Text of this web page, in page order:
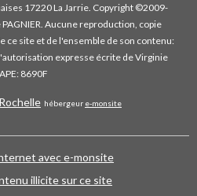
17220 La Jarrie. Copyright ©2009-
Aucune reproduction, copie
ce site et de l'ensemble de son contenu:
expresse écrite de Virginie
8690F
hébergeur e-monsite
avec e-monsite
illicite sur ce site